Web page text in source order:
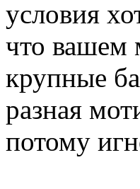
условия
что вашем
крупные
разная
потому